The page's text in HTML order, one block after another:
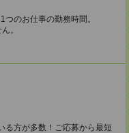
のお仕事の勤務時間。
。
る方が多数！ご応募から最短